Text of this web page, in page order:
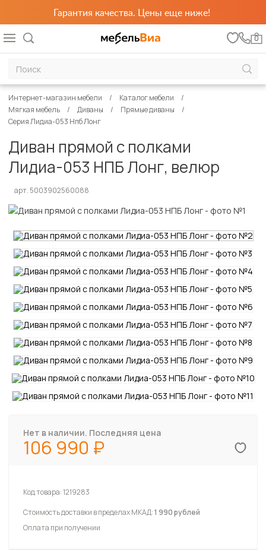
Гарантия качества. Цены еще ниже!
0
Интернет-магазин мебели
Каталог мебели
Мягкая мебель
Диваны
Прямые диваны
Серия Лидиа-053 Нпб Лонг
Диван прямой с полками
Лидиа-053 НПБ Лонг, велюр
арт. 5003902560088
Нет в наличии. Последняя цена
106 990
Код товара:1219283
Стоимость доставки в пределах МКАД:1 990 рублей
Оплата при получении